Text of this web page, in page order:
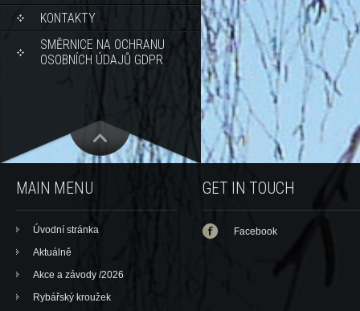
KONTAKTY
SMĚRNICE NA OCHRANU
OSOBNÍCH ÚDAJŮ GDPR
MAIN MENU
Úvodní stránka
Aktuálně
Akce a závody /2026
Rybářský kroužek
GET IN TOUCH
Facebook